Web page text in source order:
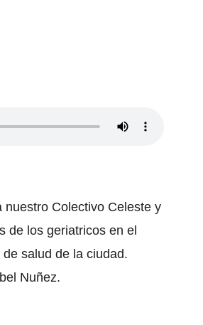
nuestro Colectivo Celeste y
de los geriatricos en el
salud de la ciudad.
Nuñez.